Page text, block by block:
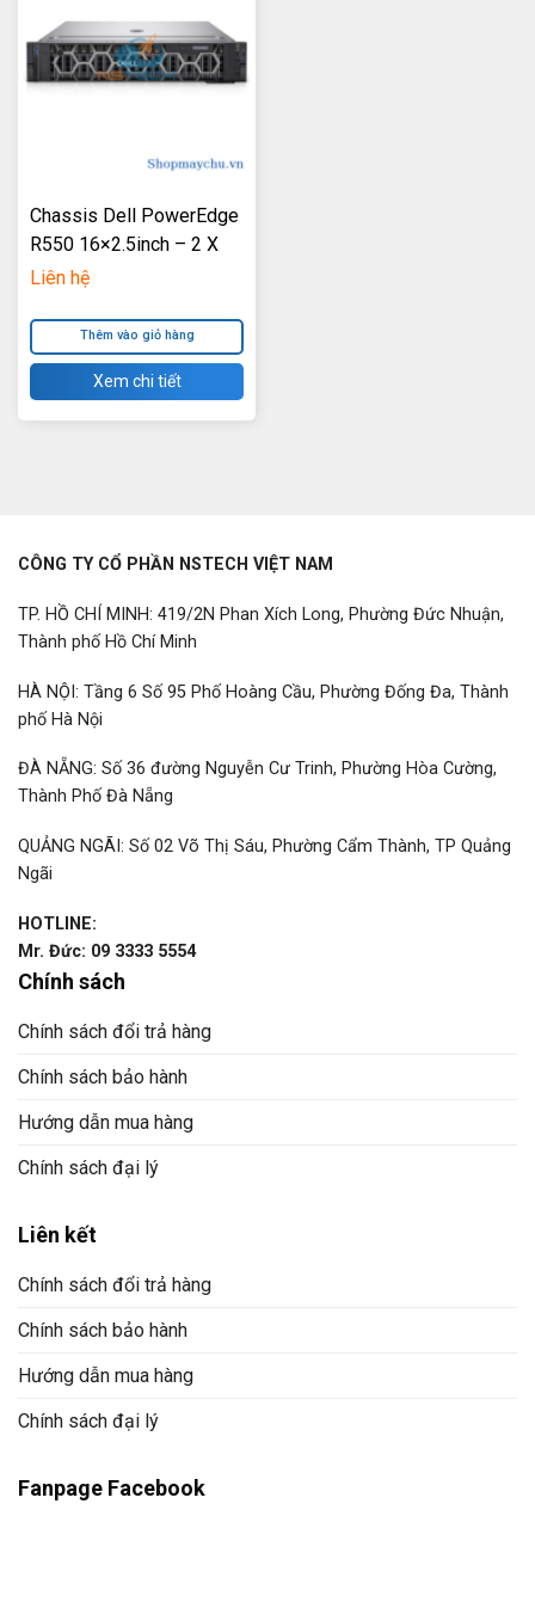
Chassis Dell PowerEdge
R550 16×2.5inch – 2 X
600W Power Supply
Liên hệ
Thêm vào giỏ hàng
Xem chi tiết
CÔNG TY CỔ PHẦN NSTECH VIỆT NAM
TP. HỒ CHÍ MINH: 419/2N Phan Xích Long, Phường Đức Nhuận,
Thành phố Hồ Chí Minh
HÀ NỘI: Tầng 6 Số 95 Phố Hoàng Cầu, Phường Đống Đa, Thành
phố Hà Nội
ĐÀ NẴNG: Số 36 đường Nguyễn Cư Trinh, Phường Hòa Cường,
Thành Phố Đà Nẵng
QUẢNG NGÃI: Số 02 Võ Thị Sáu, Phường Cẩm Thành, TP Quảng
Ngãi
HOTLINE:
Mr. Đức: 09 3333 5554
Chính sách
Chính sách đổi trả hàng
Chính sách bảo hành
Hướng dẫn mua hàng
Chính sách đại lý
Liên kết
Chính sách đổi trả hàng
Chính sách bảo hành
Hướng dẫn mua hàng
Chính sách đại lý
Fanpage Facebook